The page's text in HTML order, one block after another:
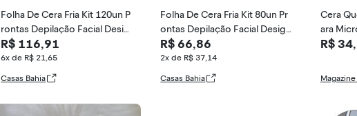
Folha De Cera Fria Kit 120un P
rontas Depilação Facial Desig
n Sobrancelhas Rosa Modela
gem Depilflax
R$ 116,91
6x de R$ 21,65
Casas Bahia
Folha De Cera Fria Kit 80un Pr
ontas Depilação Facial Design
Sobrancelhas Rosa Modelage
m Depilflax
R$ 66,86
2x de R$ 37,14
Casas Bahia
Cera
ara
R$
Magazine